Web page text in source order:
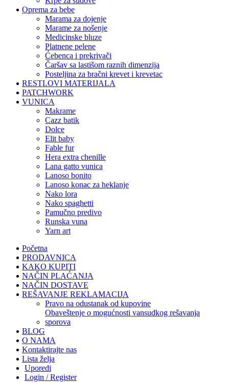
Oprema za bebe
marama za dojenje
marame za nošenje
medicinske bluze
platnene pelene
ćebenca i prekrivači
čaršav sa lastišom raznih dimenzija
posteljina za bračni krevet i krevetac
RESTLOVI MATERIJALA
PATCHWORK
VUNICA
makrame
cazz batik
dolce
elit baby
fable fur
hera extra chenille
lana gatto vunica
lanoso bonito
lanoso konac za heklanje
nako lora
nako spaghetti
pamučno predivo
runska vuna
yarn art
Početna
PRODAVNICA
KAKO KUPITI
NAČIN PLAĆANJA
NAČIN DOSTAVE
REŠAVANJE REKLAMACIJA
pravo na odustanak od kupovine
obaveštenje o mogućnosti vansudkog rešavanja
sporova
BLOG
O NAMA
Kontaktirajte nas
Lista želja
Uporedi
Login / Register